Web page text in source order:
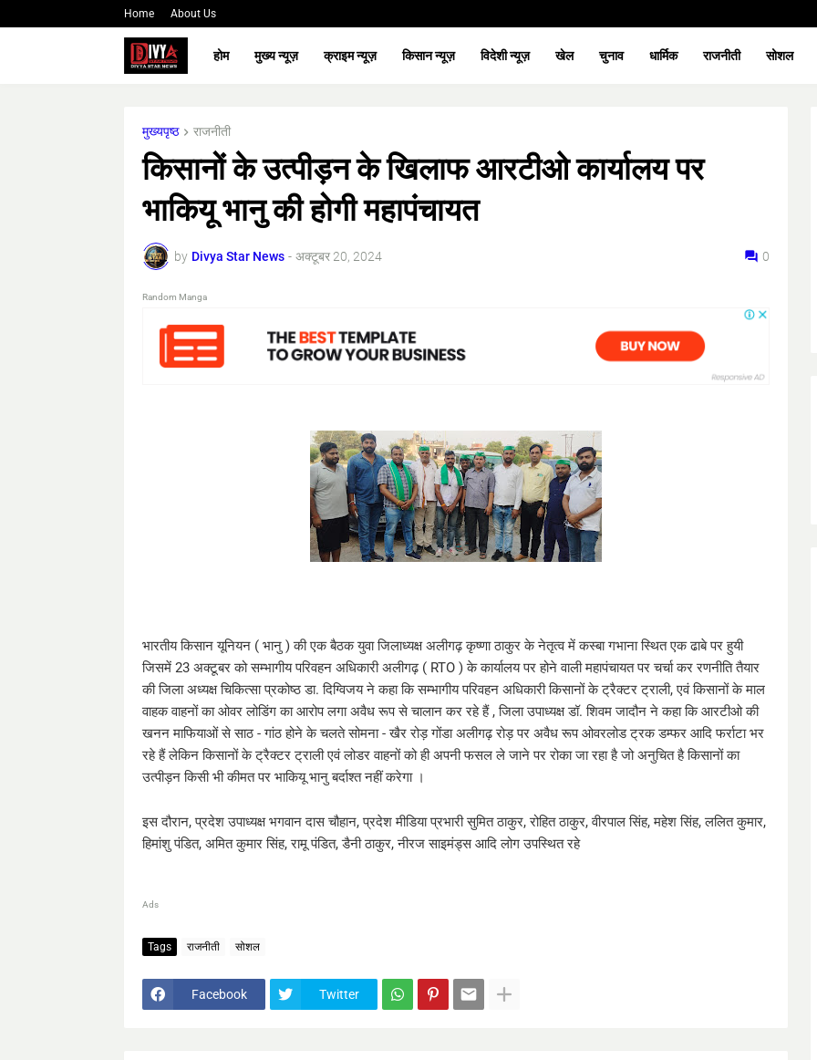
Home About Us
होम मुख्य न्यूज़ क्राइम न्यूज़ किसान न्यूज़ विदेशी न्यूज़ खेल चुनाव धार्मिक राजनीती सोशल
मुख्यपृष्ठ राजनीती
किसानों के उत्पीड़न के खिलाफ आरटीओ कार्यालय पर
भाकियू भानु की होगी महापंचायत
by Divya Star News - अक्टूबर 20, 2024 0
Random Manga
भारतीय किसान यूनियन ( भानु ) की एक बैठक युवा जिलाध्यक्ष अलीगढ़ कृष्णा ठाकुर के नेतृत्व में कस्बा गभाना स्थित एक ढाबे पर हुयी
जिसमें 23 अक्टूबर को सम्भागीय परिवहन अधिकारी अलीगढ़ ( RTO ) के कार्यालय पर होने वाली महापंचायत पर चर्चा कर रणनीति तैयार
की जिला अध्यक्ष चिकित्सा प्रकोष्ठ डा. दिग्विजय ने कहा कि सम्भागीय परिवहन अधिकारी किसानों के ट्रैक्टर ट्राली, एवं किसानों के माल
वाहक वाहनों का ओवर लोडिंग का आरोप लगा अवैध रूप से चालान कर रहे हैं , जिला उपाध्यक्ष डॉ. शिवम जादौन ने कहा कि आरटीओ की
खनन माफियाओं से साठ - गांठ होने के चलते सोमना - खैर रोड़ गोंडा अलीगढ़ रोड़ पर अवैध रूप ओवरलोड ट्रक डम्फर आदि फर्राटा भर
रहे हैं लेकिन किसानों के ट्रैक्टर ट्राली एवं लोडर वाहनों को ही अपनी फसल ले जाने पर रोका जा रहा है जो अनुचित है किसानों का
उत्पीड़न किसी भी कीमत पर भाकियू भानु बर्दाश्त नहीं करेगा ।
इस दौरान, प्रदेश उपाध्यक्ष भगवान दास चौहान, प्रदेश मीडिया प्रभारी सुमित ठाकुर, रोहित ठाकुर, वीरपाल सिंह, महेश सिंह, ललित कुमार,
हिमांशु पंडित, अमित कुमार सिंह, रामू पंडित, डैनी ठाकुर, नीरज साइमंड्स आदि लोग उपस्थित रहे
Ads
Tags राजनीती सोशल
Facebook Twitter